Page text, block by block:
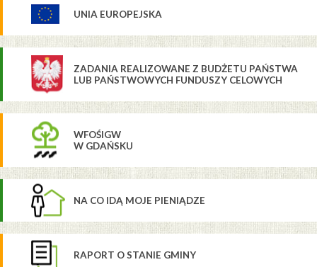
UNIA EUROPEJSKA
ZADANIA REALIZOWANE Z BUDŻETU PAŃSTWA
LUB PAŃSTWOWYCH FUNDUSZY CELOWYCH
WFOŚIGW
W GDAŃSKU
NA CO IDĄ MOJE PIENIĄDZE
RAPORT O STANIE GMINY